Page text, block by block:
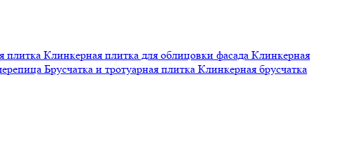
плитка Клинкерная плитка для облицовки фасада Клинкерная
Брусчатка и тротуарная плитка Клинкерная брусчатка